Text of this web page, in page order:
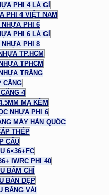
PHI 4 LÀ GÌ
PHI 4 VIỆT NAM
PHI 6
PHI 6 LÀ GÌ
PHI 8
TP.HCM
TPHCM
TRẮNG
CĂNG
4
MẠ KẼM
NHỰA PHI 6
MÁY HÀN QUỐC
THÉP
CẨU
6×36+FC
IWRC PHI 40
BẤM CHÌ
BẢN DẸP
BẰNG VẢI